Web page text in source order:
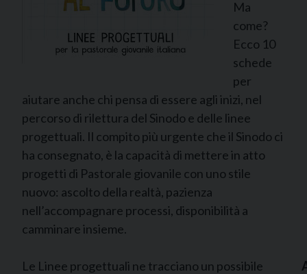
Ma
come?
Ecco 10
schede
per
aiutare anche chi pensa di essere agli inizi, nel
percorso di rilettura del Sinodo e delle linee
progettuali. Il compito più urgente che il Sinodo ci
ha consegnato, è la capacità di mettere in atto
progetti di Pastorale giovanile con uno stile
nuovo: ascolto della realtà, pazienza
nell’accompagnare processi, disponibilità a
camminare insieme.
Le Linee progettuali ne tracciano un possibile